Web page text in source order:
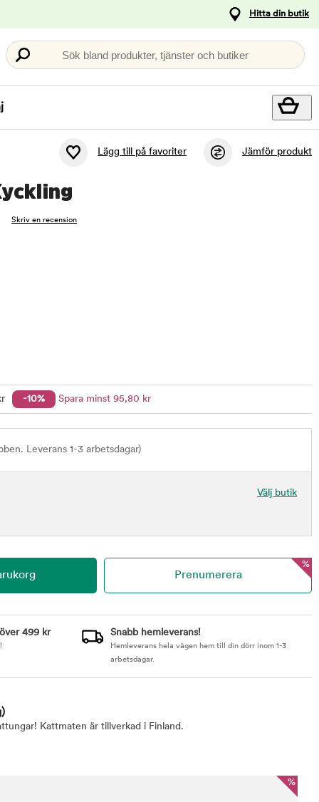
Hitta din butik
Sök bland produkter, tjänster och butiker
Lägg till på favoriter Jämför produkt
Skriv en recension
-10% Spara minst 95,80 kr
Leverans 1-3 arbetsdagar)
Välj butik
%
499 kr Snabb hemleverans!
Hemleverans hela vägen hem till din dörr inom 1-3
arbetsdagar.
Kattmaten är tillverkad i Finland.
%